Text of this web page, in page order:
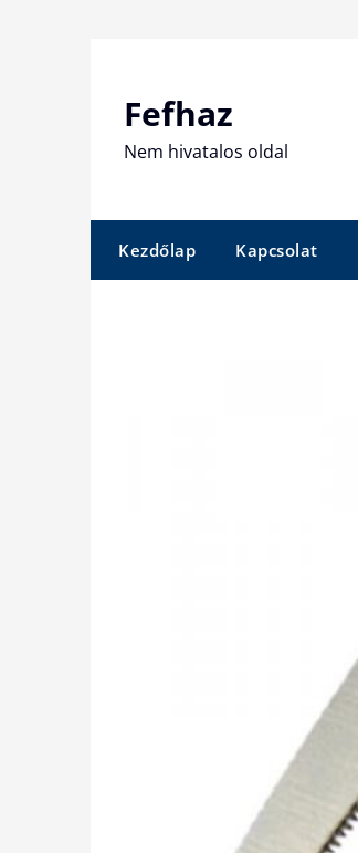
Fefhaz
Nem hivatalos oldal
Kezdőlap Kapcsolat